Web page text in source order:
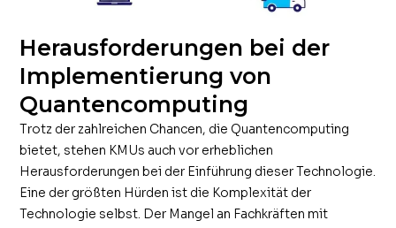
Herausforderungen bei der
Implementierung von
Quantencomputing
Trotz der zahlreichen Chancen, die Quantencomputing
bietet, stehen KMUs auch vor erheblichen
Herausforderungen bei der Einführung dieser Technologie.
Eine der größten Hürden ist die Komplexität der
Technologie selbst. Der Mangel an Fachkräften mit